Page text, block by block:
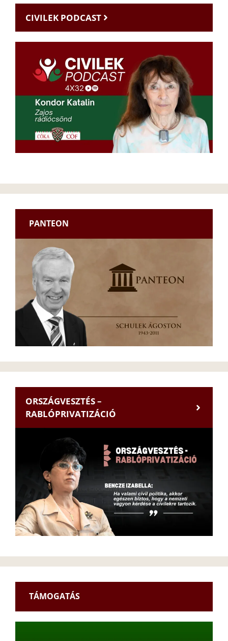
CIVILEK PODCAST
PANTEON
ORSZÁGVESZTÉS –
RABLÓPRIVATIZÁCIÓ
TÁMOGATÁS